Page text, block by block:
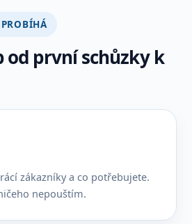
PROBÍHÁ
od první schůzky k
zákazníky a co potřebujete.
nepouštím.